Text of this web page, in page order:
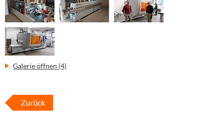
Galerie öffnen (4)
Zurück